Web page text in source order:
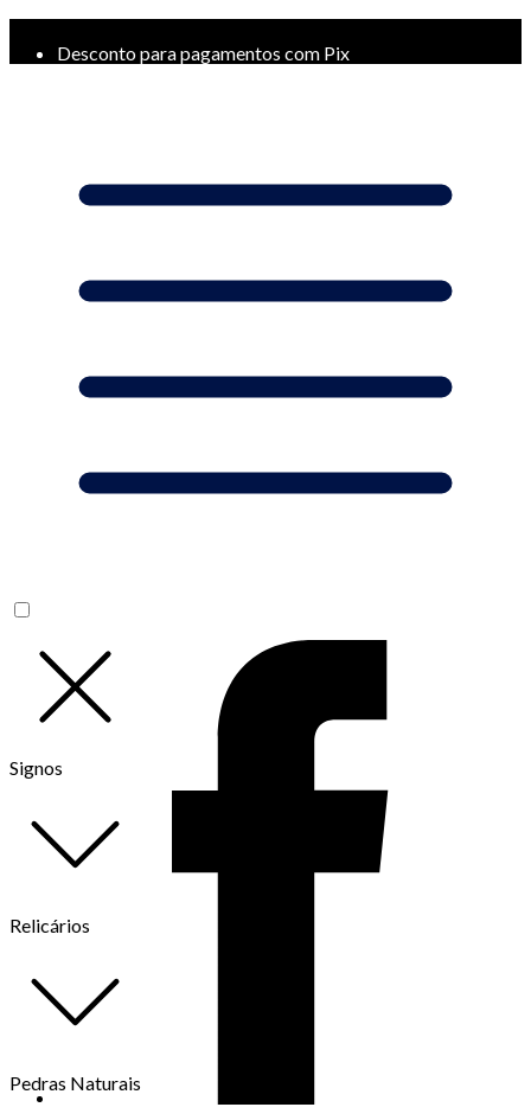
Desconto para pagamentos com Pix
Signos
Relicários
Pedras Naturais